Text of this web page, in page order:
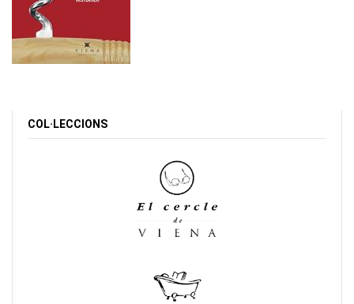
COL·LECCIONS